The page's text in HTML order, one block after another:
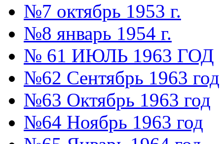
№7 октябрь 1953 г.
№8 январь 1954 г.
№ 61 ИЮЛЬ 1963 ГОД
№62 Сентябрь 1963 год
№63 Октябрь 1963 год
№64 Ноябрь 1963 год